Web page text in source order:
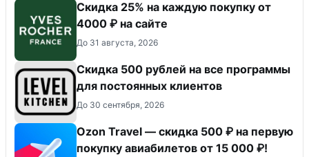
Скидка 25% на каждую покупку от
4000 ₽ на сайте
До 31 августа, 2026
Скидка 500 рублей на все программы
для постоянных клиентов
До 30 сентября, 2026
Ozon Travel — скидка 500 ₽ на первую
покупку авиабилетов от 15 000 ₽!